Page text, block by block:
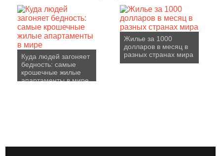
Куда людей загоняет
бедность: самые
крошечные жилые
апартаменты в мире
Жилье за 1000
долларов в месяц в
разных странах мира